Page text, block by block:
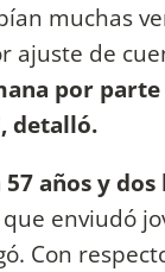
muchas
ajuste de
por
detalló.
años y dos
enviudó
Con